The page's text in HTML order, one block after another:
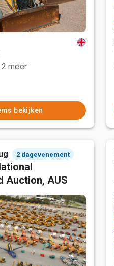
2 meer
bekijken
2 dagevenement
Auction, AUS